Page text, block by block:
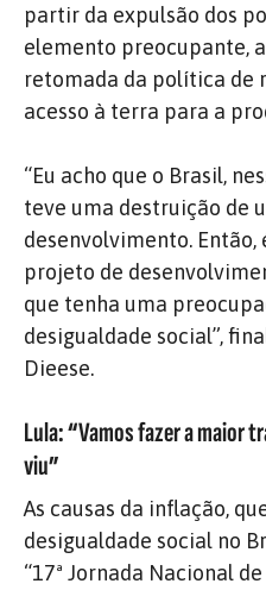
partir da expulsão dos
elemento preocupante,
retomada da política de
acesso à terra para a
“Eu acho que o Brasil,
teve uma destruição de
desenvolvimento.
projeto de
que tenha uma
desigualdade social”,
Dieese.
Lula: “Vamos fazer a maior
viu”
As causas da inflação,
desigualdade social no
“17ª Jornada Nacional